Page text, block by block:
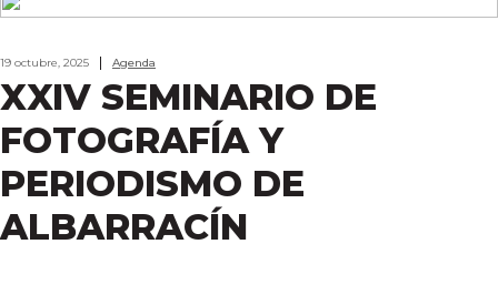
19 octubre, 2025 Agenda
XXIV SEMINARIO DE
FOTOGRAFÍA Y
PERIODISMO DE
ALBARRACÍN